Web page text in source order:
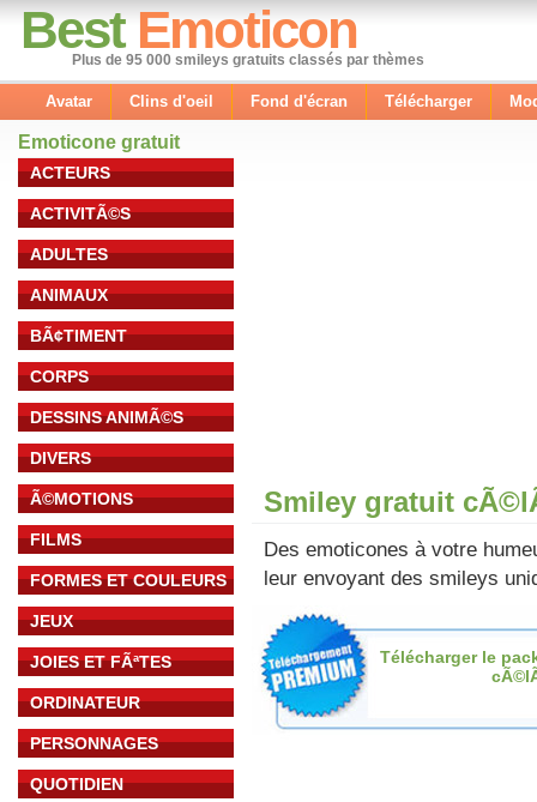
Best Emoticon
Plus de 95 000 smileys gratuits classés par thèmes
Avatar Clins d'oeil Fond d'écran Télécharger
Emoticone gratuit
ACTEURS
ACTIVITÃ©S
ADULTES
ANIMAUX
BÃ¢TIMENT
CORPS
DESSINS ANIMÃ©S
DIVERS
Ã©MOTIONS
FILMS
FORMES ET COULEURS
JEUX
JOIES ET FÃªTES
ORDINATEUR
PERSONNAGES
QUOTIDIEN
Smiley gratuit
Des emoticones à votre
leur envoyant des smileys
Télécharger le